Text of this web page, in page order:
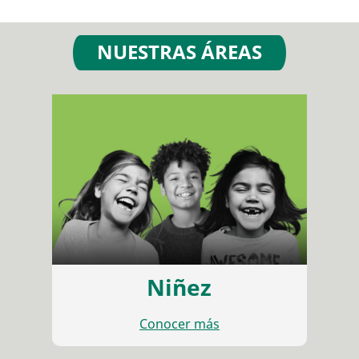
NUESTRAS ÁREAS
Niñez
Conocer más